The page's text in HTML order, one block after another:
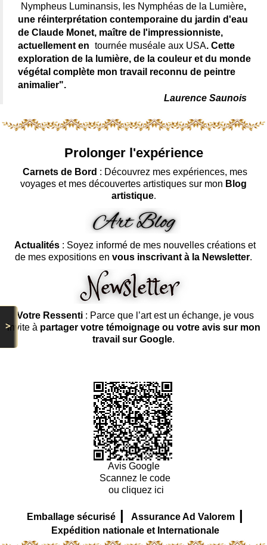
>
Nympheus Luminansis, les Nymphéas de la Lumière,
une réinterprétation contemporaine du jardin d'eau
de Claude Monet, maître de l'impressionniste,
actuellement en tournée muséale aux USA. Cette
exploration de la lumière, de la couleur et du monde
végétal complète mon travail reconnu de peintre
animalier".
Laurence Saunois
Prolonger l'expérience
Carnets de Bord : Découvrez mes expériences, mes
voyages et mes découvertes artistiques sur mon Blog
artistique.
Actualités : Soyez informé de mes nouvelles créations et
de mes expositions en vous inscrivant à la Newsletter.
Votre Ressenti: Parce que l’art est un échange, je vous
invite à partager votre témoignage ou votre avis sur mon
travail sur Google.
Avis Google
Scannez le code
ou cliquez ici
Emballage sécurisé | Assurance Ad Valorem |
Expédition nationale et Internationale